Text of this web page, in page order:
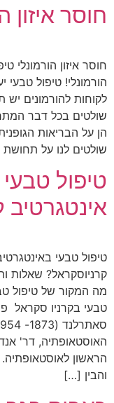
חוסר איזון
חוסר איזון הורמונלי
הורמונלי! טיפול
לקוחות להורמונים
שולטים בכל דבר
הן על הבריאות
שולטים לנו על
אינטגרטיב
קרניוסקראל? שאלות
מה המקור של טיפול
טבעי בקרניו סקראל
האוסטאופתיה, דר'
הראשון
והבין […]